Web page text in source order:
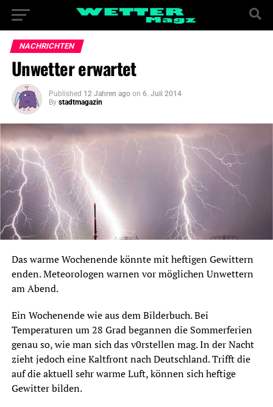
NACHRICHTEN
Unwetter erwartet
Published 12 Jahren ago on 6. Juli 2014
By stadtmagazin
Das warme Wochenende könnte mit heftigen Gewittern
enden. Meteorologen warnen vor möglichen Unwettern
am Abend.
Ein Wochenende wie aus dem Bilderbuch. Bei
Temperaturen um 28 Grad begannen die Sommerferien
genau so, wie man sich das v0rstellen mag. In der Nacht
zieht jedoch eine Kaltfront nach Deutschland. Trifft die
auf die aktuell sehr warme Luft, können sich heftige
Gewitter bilden.